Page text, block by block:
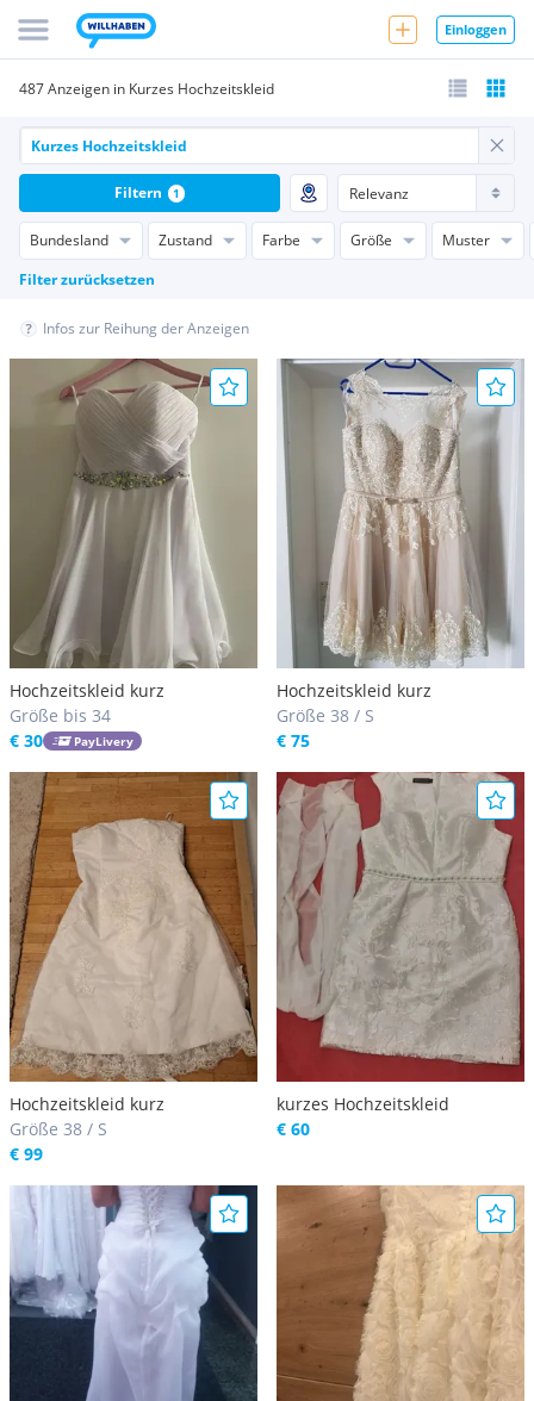
Einloggen
487 Anzeigen in Kurzes Hochzeitskleid
Bundesland Zustand Farbe Größe
Muster
Filter zurücksetzen
Filtern 1
Infos zur Reihung der Anzeigen
Hochzeitskleid kurz
Größe bis 34
€ 30
PayLivery
Hochzeitskleid kurz
Größe 38 / S
€ 75
Hochzeitskleid kurz
Größe 38 / S
€ 99
kurzes Hochzeitskleid
€ 60